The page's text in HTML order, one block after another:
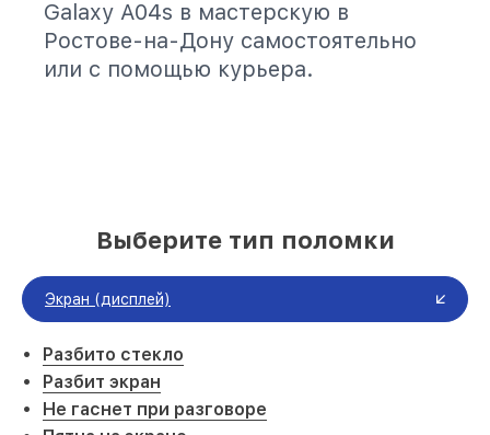
Galaxy A04s в мастерскую в
Ростове-на-Дону самостоятельно
или с помощью курьера.
Выберите тип поломки
Экран (дисплей)
Разбито стекло
Разбит экран
Не гаснет при разговоре